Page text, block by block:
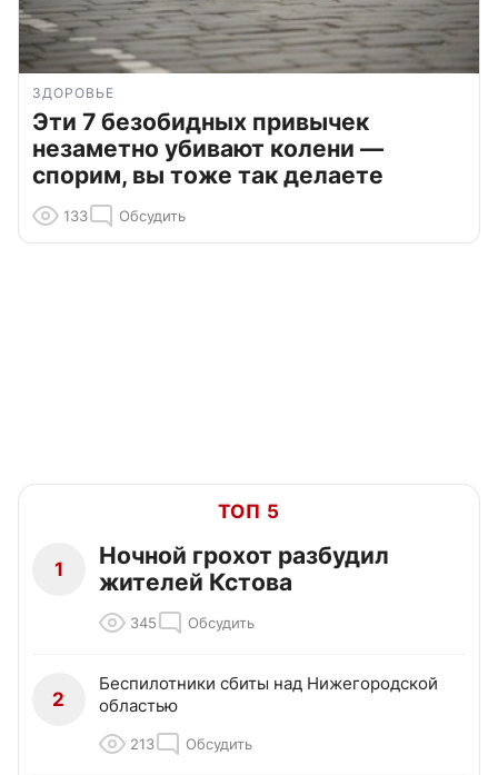
ЗДОРОВЬЕ
Эти 7 безобидных привычек
незаметно убивают колени —
спорим, вы тоже так делаете
133 Обсудить
ТОП 5
1
Ночной грохот разбудил
жителей Кстова
345 Обсудить
2
Беспилотники сбиты над Нижегородской
областью
213 Обсудить